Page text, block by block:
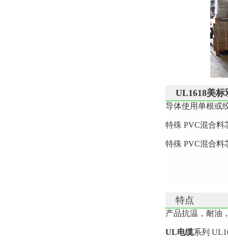
UL1618美
导体使用单根或
特殊 PVC混合料
特殊 PVC混合料
特点
产品抗温，耐油
UL电缆系列